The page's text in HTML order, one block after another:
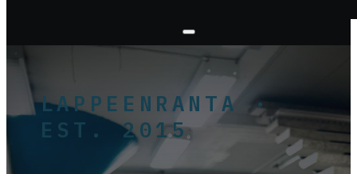
LAPPEENRANTA ·
EST. 2015